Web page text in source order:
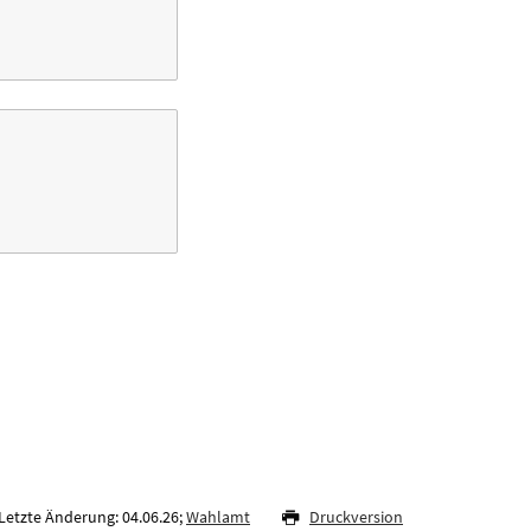
Änderung: 04.06.26;Wahlamt Druckversion